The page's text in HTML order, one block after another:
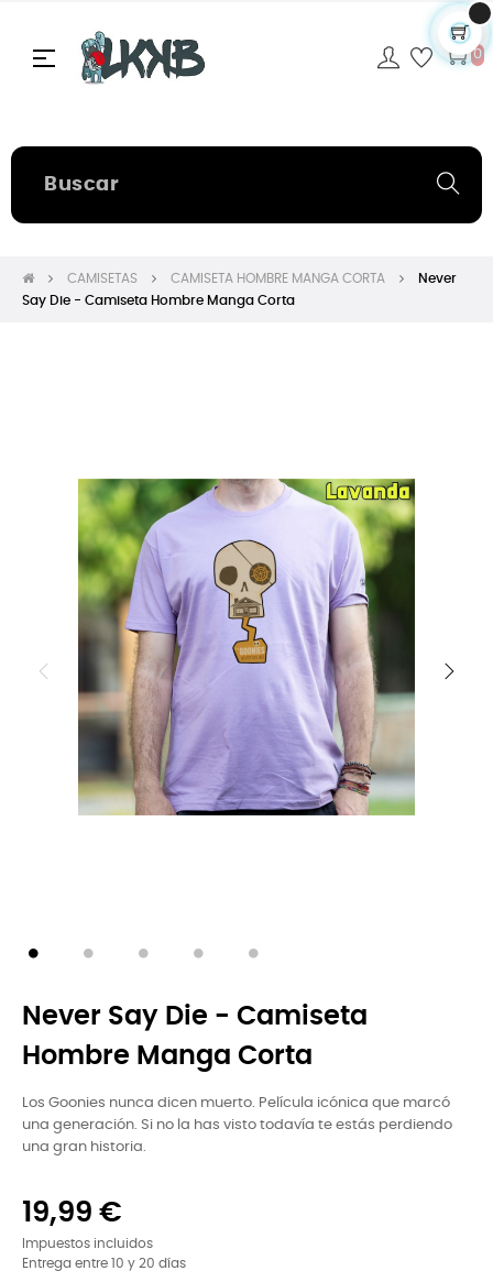
Navegación
☰ 0
CAMISETAS CAMISETA HOMBRE MANGA CORTA
Never
Say Die - Camiseta Hombre Manga Corta
Never Say Die - Camiseta
Hombre Manga Corta
Los Goonies nunca dicen muerto. Película icónica que marcó
una generación. Si no la has visto todavía te estás perdiendo
una gran historia.
19,99 €
Impuestos incluidos
Entrega entre 10 y 20 días